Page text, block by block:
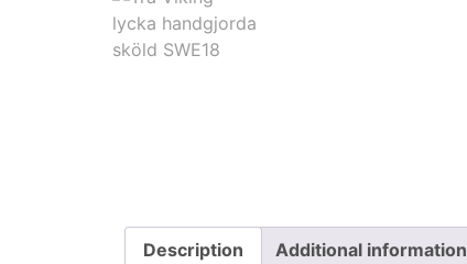
Description Additional information